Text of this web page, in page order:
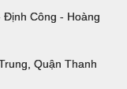
Định Công - Hoàng
Quận Thanh